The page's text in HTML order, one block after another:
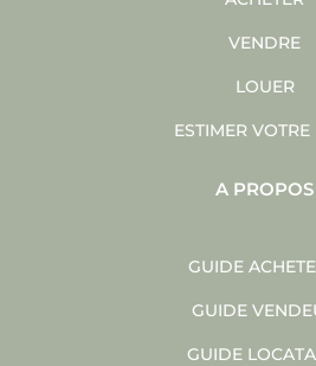
VENDRE
LOUER
ESTIMER VOTRE
A PROPOS
GUIDE
GUIDE
GUIDE